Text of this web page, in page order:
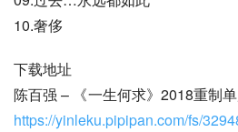
10.奢侈
下载地址
陈百强 – 《一生何求》2018重制
https://yinleku.pipipan.com/fs/